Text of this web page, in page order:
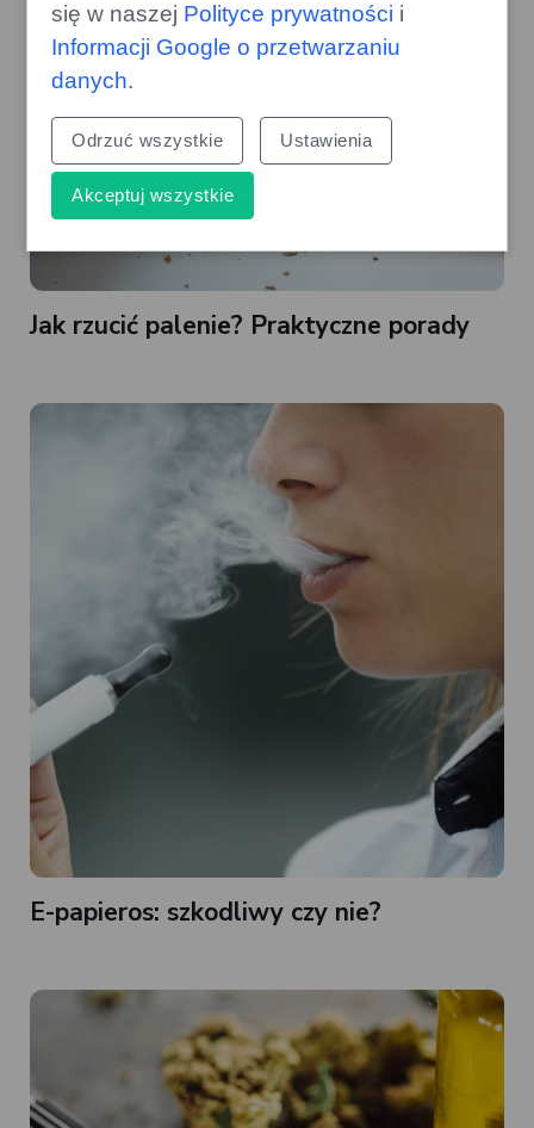
Jak rzucić palenie? Praktyczne porady
E-papieros: szkodliwy czy nie?
się w naszej Polityce prywatności i
Informacji Google o przetwarzaniu
danych.
Odrzuć wszystkie Ustawienia
Akceptuj wszystkie